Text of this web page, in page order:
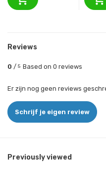
Reviews
0 / 5 Based on 0 reviews
Er zijn nog geen reviews
Schrijf je eigen review
Previously viewed